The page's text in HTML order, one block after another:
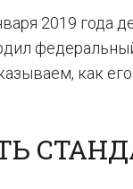
2019 года
как